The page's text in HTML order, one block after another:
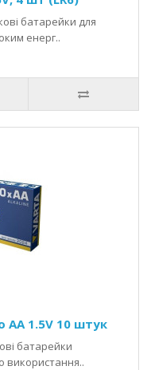
батарейки для
енерг..
AA 1.5V 10 штук
батарейки
використання..